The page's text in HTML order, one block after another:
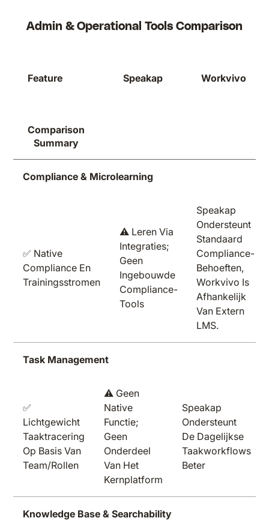
Admin & Operational Tools Comparison
Feature Speakap Workvivo
Comparison
Summary
Compliance & Microlearning
✅ Native
Compliance En
Trainingsstromen
⚠️ Leren Via
Integraties;
Geen
Ingebouwde
Compliance-
Tools
Speakap
Ondersteunt
Standaard
Compliance-
Behoeften,
Workvivo Is
Afhankelijk
Van Extern
LMS.
Task Management
✅
Lichtgewicht
Taaktracering
Op Basis Van
Team/rollen
⚠️ Geen
Native
Functie;
Geen
Onderdeel
Van Het
Kernplatform
Speakap
Ondersteunt
De Dagelijkse
Taakworkflows
Beter
Knowledge Base & Searchability